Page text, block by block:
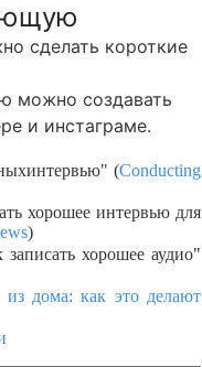
сделать короткие
можно создавать
и инстаграме.
интервью" (Conducting
хорошее интервью для
)
хорошее аудио"
из дома: как это делают